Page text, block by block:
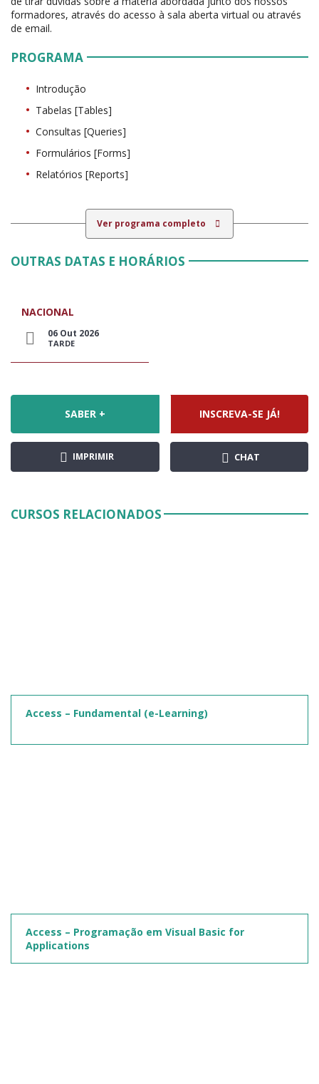
formadores, através do acesso à sala aberta virtual ou através
de email.
PROGRAMA
Introdução
Tabelas [Tables]
Consultas [Queries]
Formulários [Forms]
Relatórios [Reports]
Ver programa completo
OUTRAS DATAS E HORÁRIOS
NACIONAL
06 Out 2026
TARDE
SABER + INSCREVA-SE JÁ!
IMPRIMIR CHAT
CURSOS RELACIONADOS
Access – Fundamental (e-Learning)
Access – Programação em Visual Basic for
Applications